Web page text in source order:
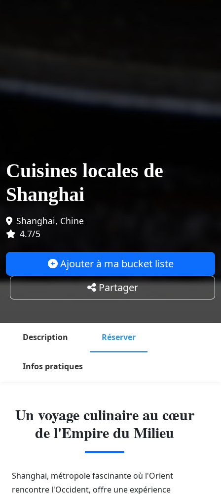
Cuisines locales de
Shanghai
Shanghai, Chine
4.7/5
Ajouter à ma bucket liste
Partager
Description Réserver
Infos pratiques
Un voyage culinaire au cœur
de l'Empire du Milieu
Shanghai, métropole fascinante où l'Orient
rencontre l'Occident, offre une expérience